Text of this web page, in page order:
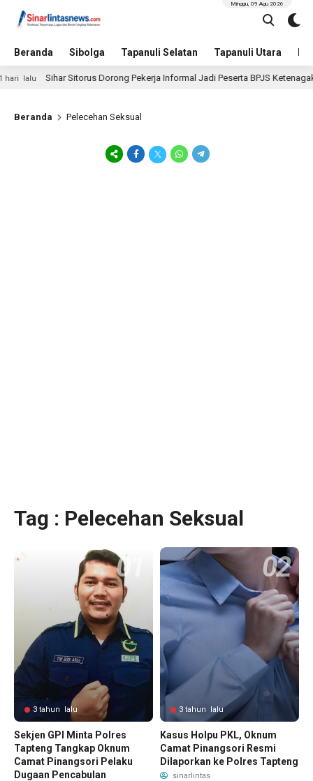
Beranda Sibolga Tapanuli Selatan Tapanuli Utara
Minggu, 09 Agu 2026
Sihar Sitorus Dorong Pekerja Informal Jadi Peserta BPJS
Beranda Pelecehan Seksual
Tag : Pelecehan Seksual
3 tahun lalu
Sekjen GPI Minta Polres
Tapteng Tangkap Oknum
Camat Pinangsori Pelaku
Dugaan Pencabulan
3 tahun lalu
Kasus Holpu PKL, Oknum
Camat Pinangsori Resmi
Dilaporkan ke Polres Tapteng
sinarlintas